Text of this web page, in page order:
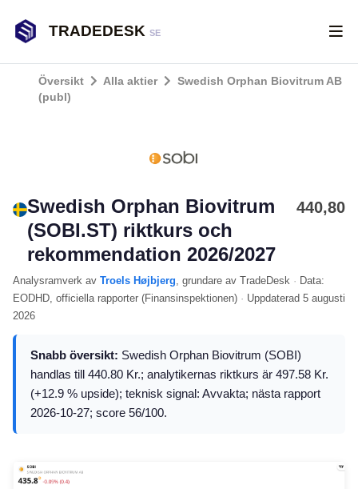
TRADEDESK SE
Översikt Alla aktier
Swedish Orphan Biovitrum AB
(publ)
Swedish Orphan Biovitrum
(SOBI.ST) riktkurs och
rekommendation 2026/2027
440,80
Analysramverk av Troels Højbjerg, grundare av TradeDesk · Data:
EODHD, officiella rapporter (Finansinspektionen) · Uppdaterad 5 augusti
2026
Snabb översikt: Swedish Orphan Biovitrum (SOBI)
handlas till 440.80 Kr.; analytikernas riktkurs är 497.58 Kr.
(+12.9 % upside); teknisk signal: Avvakta; nästa rapport
2026-10-27; score 56/100.